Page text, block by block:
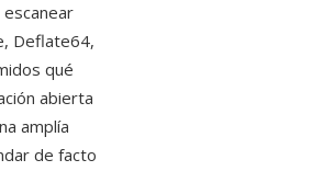
Deflate64,
qué
abierta
amplía
de facto